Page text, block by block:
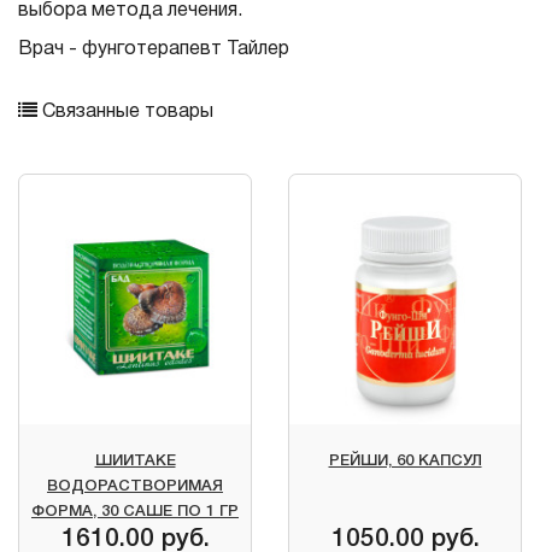
выбора метода лечения.
Врач - фунготерапевт Тайлер
Связанные товары
ШИИТАКЕ
ВОДОРАСТВОРИМАЯ
ФОРМА, 30 САШЕ ПО 1 ГР
1610.00 руб.
РЕЙШИ, 60 КАПСУЛ
1050.00 руб.